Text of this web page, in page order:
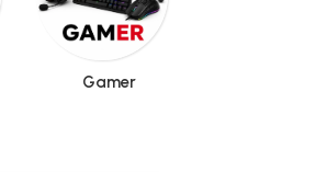
Gamer